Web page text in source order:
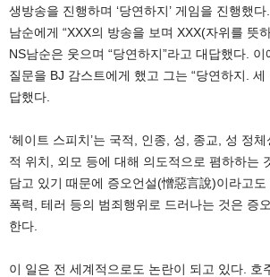
생방송을 진행하며 ‘당연하지’ 게임을 진행했
남순에게 “XXX의 방송을 보며 XXX(자위를 뜻
NS남순은 웃으며 “당연하지”라고 대답했다.
질문을 BJ 감스트에게 했고 그는 “당연하지. 세
답했다.
‘헤이트 스피치’는 국적, 인종, 성, 종교, 성 정
적 위치, 외모 등에 대해 의도적으로 폄하하는
담고 있기 때문에 증오언설(憎惡言說)이라고
폭력, 테러 등의 범죄행위로 드러나는 것은 증
한다.
이 일은 전 세계적으로도 논란이 되고 있다. 호